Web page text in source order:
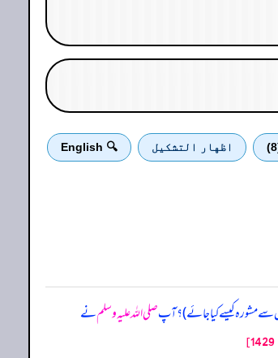
اظهار التشكيل 🔍 English
سے مشورہ کیسے کیا جائے)؟ آپصلی اللہ علیہ وسلمنے